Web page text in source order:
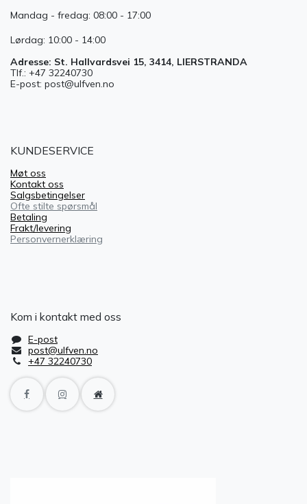
Mandag - fredag: 08:00 - 17:00
Lørdag: 10:00 - 14:00
Adresse: St. Hallvardsvei 15, 3414, LIERSTRANDA
Tlf.: +47 32240730
E-post: post@ulfven.no
KUNDESERVICE
Møt oss
Kontakt oss
Salgsbetingelser
Ofte stilte spørsmål
Betaling
Frakt/levering
Personvernerklæring
Kom i kontakt med oss
E-post
post@ulfven.no
+47 32240730